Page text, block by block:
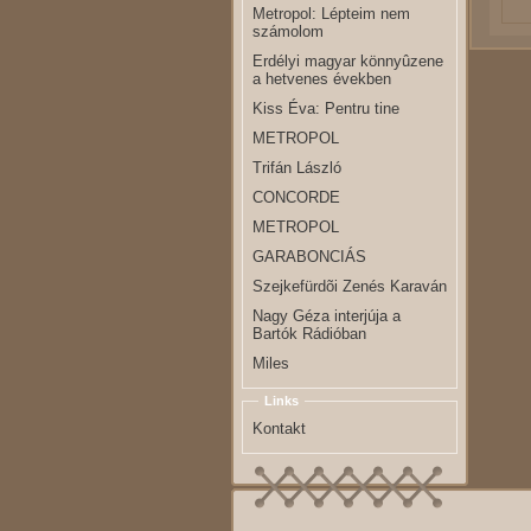
Metropol: Lépteim nem
számolom
Erdélyi magyar könnyûzene
a hetvenes években
Kiss Éva: Pentru tine
METROPOL
Trifán László
CONCORDE
METROPOL
GARABONCIÁS
Szejkefürdõi Zenés Karaván
Nagy Géza interjúja a
Bartók Rádióban
Miles
Links
Kontakt